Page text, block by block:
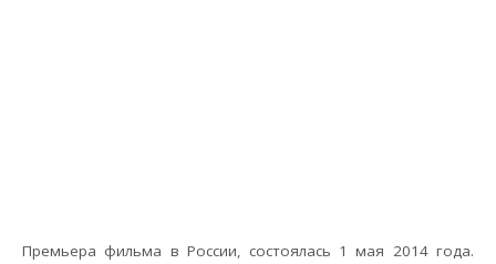
Премьера фильма в России, состоялась 1 мая 2014 года.